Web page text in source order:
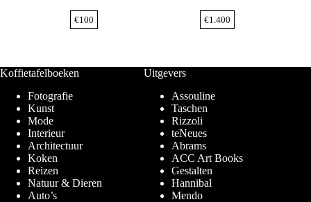
€100 €1.400
Koffietafelboeken
Fotografie
Kunst
Mode
Interieur
Architectuur
Koken
Reizen
Natuur & Dieren
Auto’s
Uitgevers
Assouline
Taschen
Rizzoli
teNeues
Abrams
ACC Art Books
Gestalten
Hannibal
Mendo